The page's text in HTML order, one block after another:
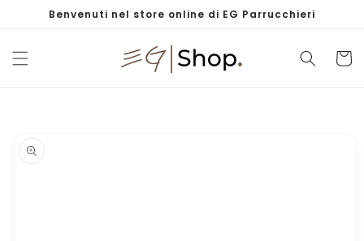
direttamente
Benvenuti nel store online di EG Parrucchieri
informazioni
sul prodotto